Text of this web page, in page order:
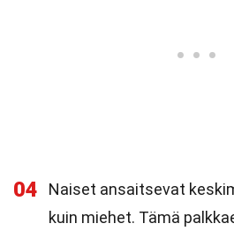
04
Naiset ansaitsevat
kuin miehet. Tämä